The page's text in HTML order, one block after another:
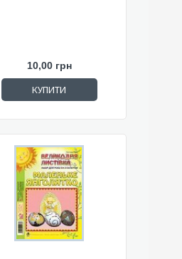
10,00 грн
КУПИТИ